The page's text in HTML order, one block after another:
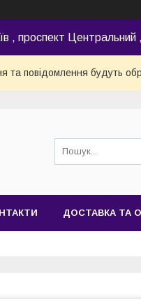
, проспект Центральний
та повідомлення будуть
ДОСТАВКА ТА